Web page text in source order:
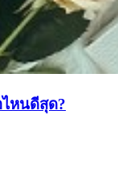
หนดีสุด?